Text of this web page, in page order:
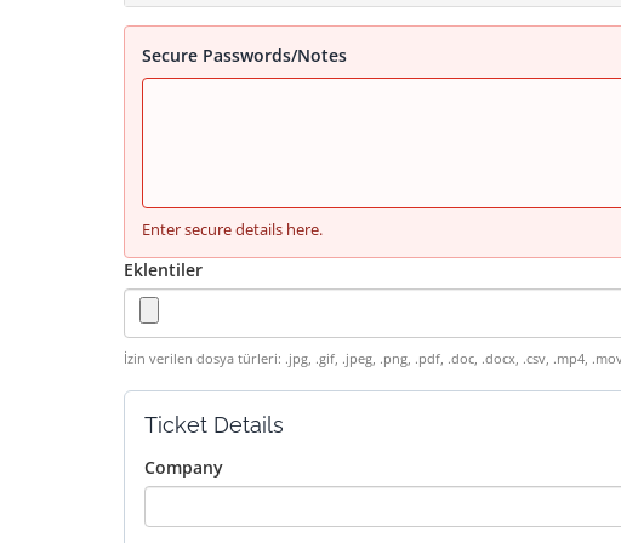
Secure Passwords/Notes
Enter secure details here.
Eklentiler
İzin verilen dosya türleri: .jpg, .gif, .jpeg, .png, .pdf, .doc, .docx, .csv, .mp4,
Ticket Details
Company